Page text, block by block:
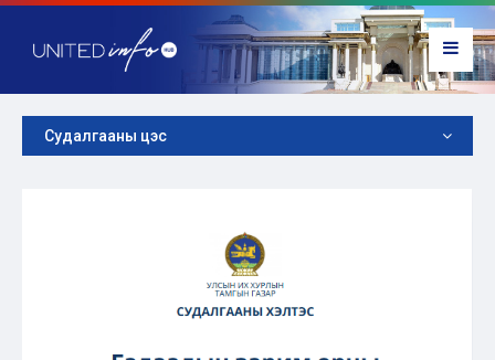
Судалгааны цэс